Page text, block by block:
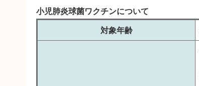
小児肺炎球菌ワクチンについて
対象年齢